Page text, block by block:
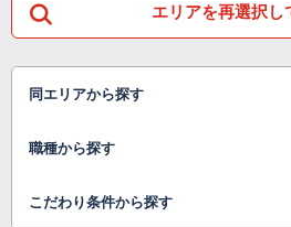
エリアを再選択し
同エリアから探す
職種から探す
こだわり条件から探す